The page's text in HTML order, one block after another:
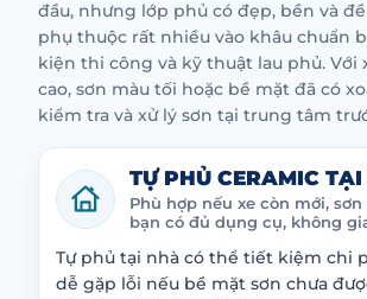
đầu, nhưng lớp phủ có đẹp, bền và
phụ thuộc rất nhiều vào khâu chuẩn
kiện thi công và kỹ thuật lau phủ. Với
cao, sơn màu tối hoặc bề mặt đã có
kiểm tra và xử lý sơn tại trung tâm
TỰ PHỦ CERAMIC
Phù hợp nếu xe còn mới,
bạn có đủ dụng cụ, không
Tự phủ tại nhà có thể tiết kiệm chi
dễ gặp lỗi nếu bề mặt sơn chưa